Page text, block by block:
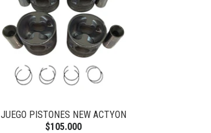
JUEGO PISTONES NEW ACTYON
$105.000